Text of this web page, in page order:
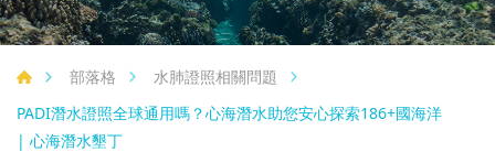
部落格
水肺證照相關問題
PADI潛水證照全球通用嗎？心海潛水助您安心探索186+國海洋
| 心海潛水墾丁